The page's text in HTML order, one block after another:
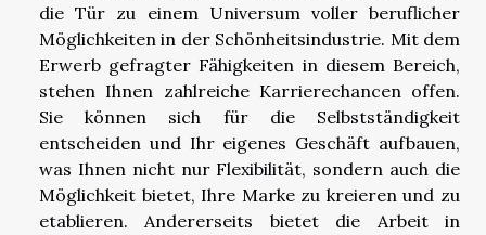
die Tür zu einem Universum voller beruflicher
Möglichkeiten in der Schönheitsindustrie. Mit dem
Erwerb gefragter Fähigkeiten in diesem Bereich,
stehen Ihnen zahlreiche Karrierechancen offen.
Sie können sich für die Selbstständigkeit
entscheiden und Ihr eigenes Geschäft aufbauen,
was Ihnen nicht nur Flexibilität, sondern auch die
Möglichkeit bietet, Ihre Marke zu kreieren und zu
etablieren. Andererseits bietet die Arbeit in